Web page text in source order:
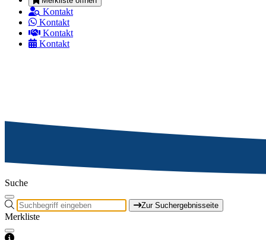
Kontakt
Kontakt
Kontakt
Kontakt
Suche
Zur Suchergebnisseite
Merkliste